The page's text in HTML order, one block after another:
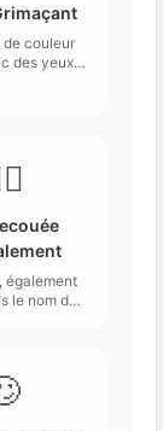
de couleur
des yeux
également
le nom de
un léger
ou